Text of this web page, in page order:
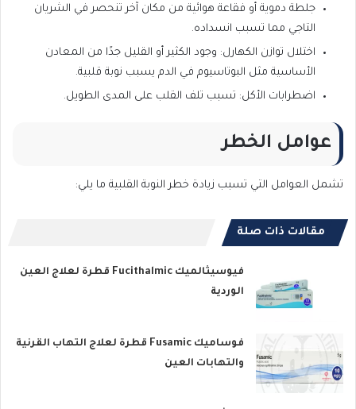
جلطة دموية أو فقاعة هوائية من مكان آخر تنحصر في الشريان
التاجي مما تسبب انسداده.
اختلال توازن الكهارل: وجود الكثير أو القليل جدًا من المعادن
الأساسية مثل البوتاسيوم في الدم يسبب نوبة قلبية.
اضطرابات الأكل: تسبب تلف القلب على المدى الطويل.
عوامل الخطر
تشمل العوامل التي تسبب زيادة خطر النوبة القلبية ما يلي:
مقالات ذات صلة
فيوسيثالميك Fucithalmic قطرة لعلاج العين
الوردية
فوساميك Fusamic قطرة لعلاج التهاب القرنية
والتهابات العين